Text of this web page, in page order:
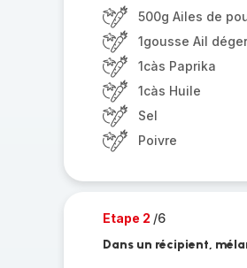
500g Ailes de
1gousse Ail
1càs Paprika
1càs Huile
Sel
Poivre
Etape 2 /6
Dans un récipient,